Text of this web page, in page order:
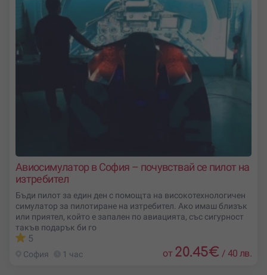
Авиосимулатор в София – почувствай се пилот на
изтребител
Бъди пилот за един ден с помощта на високотехнологичен
симулатор за пилотиране на изтребител. Ако имаш близък
или приятел, който е запален по авиацията, със сигурност
такъв подарък би го
5
София 1 час от 20.45€ / 40 лв.